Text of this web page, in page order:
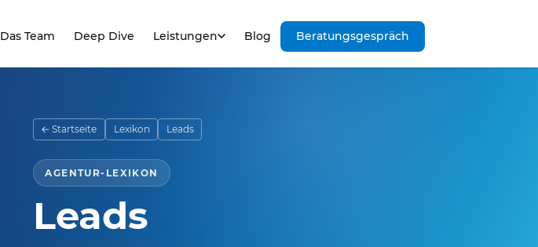
Das Team Deep Dive Leistungen Blog Beratungsgespräch
← Startseite Lexikon Leads
AGENTUR-LEXIKON
Leads